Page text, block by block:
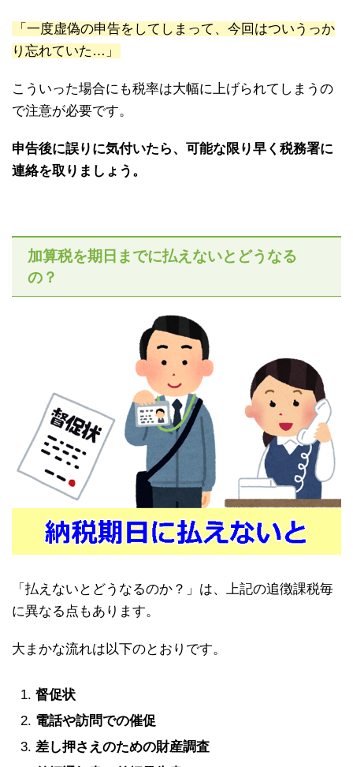
「一度虚偽の申告をしてしまって、今回はついうっか
り忘れていた…」
こういった場合にも税率は大幅に上げられてしまうの
で注意が必要です。
申告後に誤りに気付いたら、可能な限り早く税務署に
連絡を取りましょう。
加算税を期日までに払えないとどうなる
の？
「払えないとどうなるのか？」は、上記の追徴課税毎
に異なる点もあります。
大まかな流れは以下のとおりです。
督促状
電話や訪問での催促
差し押さえのための財産調査